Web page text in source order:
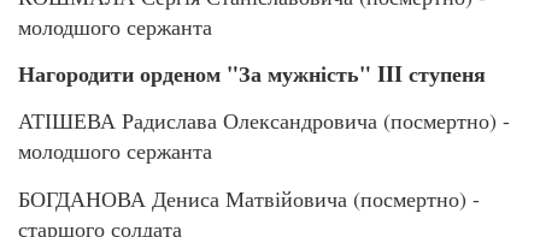
молодшого сержанта
Нагородити орденом "За мужність" III ступеня
АТІШЕВА Радислава Олександровича (посмертно) -
молодшого сержанта
БОГДАНОВА Дениса Матвійовича (посмертно) -
старшого солдата